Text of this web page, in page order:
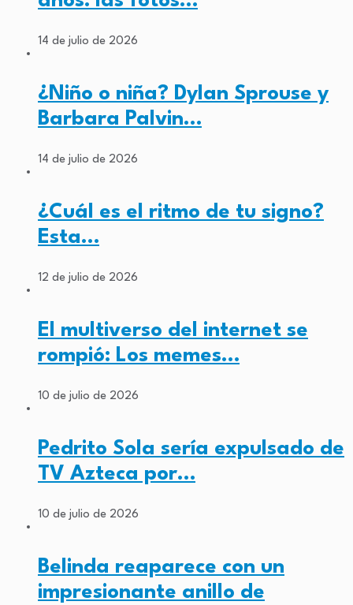
14 de julio de 2026
¿Niño o niña? Dylan Sprouse y
Barbara Palvin…
14 de julio de 2026
¿Cuál es el ritmo de tu signo?
Esta…
12 de julio de 2026
El multiverso del internet se
rompió: Los memes…
10 de julio de 2026
Pedrito Sola sería expulsado de
TV Azteca por…
10 de julio de 2026
Belinda reaparece con un
impresionante anillo de